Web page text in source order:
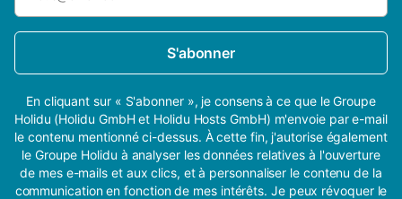
S'abonner
En cliquant sur « S'abonner », je consens à ce que le Groupe
Holidu (Holidu GmbH et Holidu Hosts GmbH) m'envoie par e-mail
le contenu mentionné ci-dessus. À cette fin, j'autorise également
le Groupe Holidu à analyser les données relatives à l'ouverture
de mes e-mails et aux clics, et à personnaliser le contenu de la
communication en fonction de mes intérêts. Je peux révoquer le